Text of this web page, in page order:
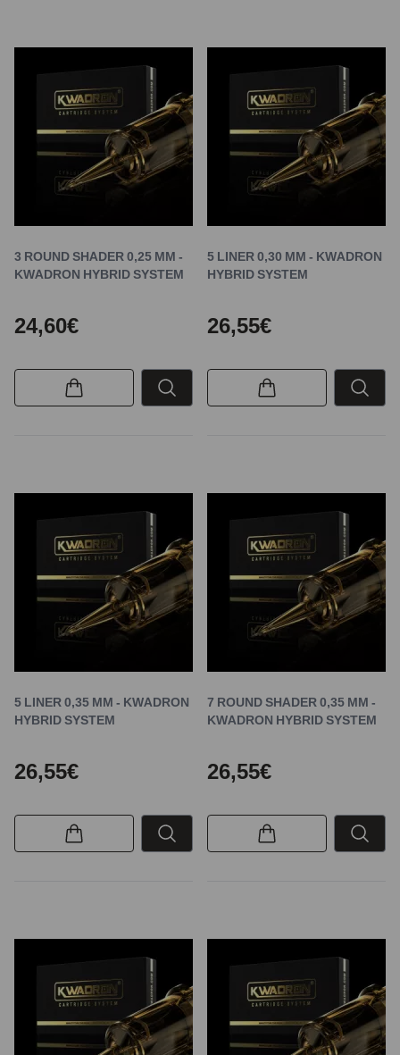
3 ROUND SHADER 0,25 MM -
KWADRON HYBRID SYSTEM
24,60€
5 LINER 0,30 MM - KWADRON
HYBRID SYSTEM
26,55€
5 LINER 0,35 MM - KWADRON
HYBRID SYSTEM
26,55€
7 ROUND SHADER 0,35 MM -
KWADRON HYBRID SYSTEM
26,55€